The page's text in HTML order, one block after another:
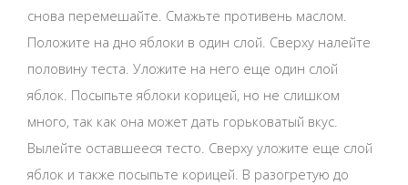
снова перемешайте. Смажьте противень маслом.
Положите на дно яблоки в один слой. Сверху налейте
половину теста. Уложите на него еще один слой
яблок. Посыпьте яблоки корицей, но не слишком
много, так как она может дать горьковатый вкус.
Вылейте оставшееся тесто. Сверху уложите еще слой
яблок и также посыпьте корицей. В разогретую до